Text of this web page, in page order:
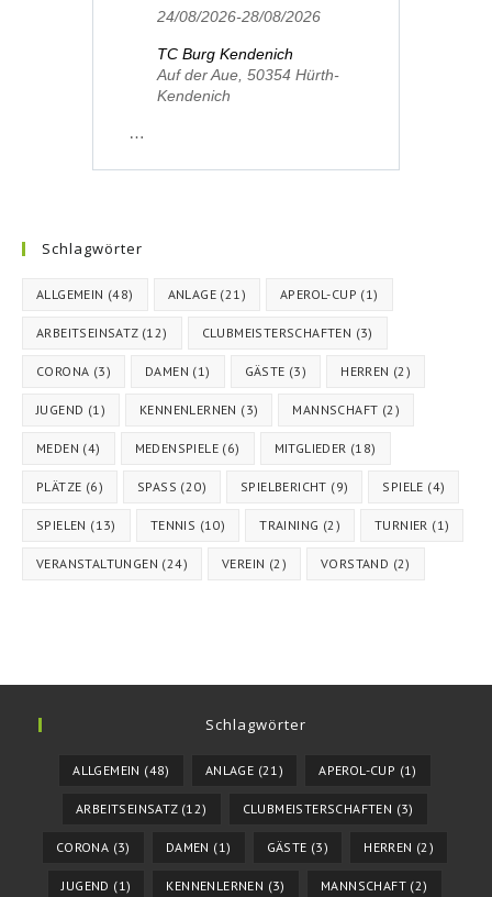
24/08/2026-28/08/2026
TC Burg Kendenich
Auf der Aue, 50354 Hürth-
Kendenich
…
Schlagwörter
ALLGEMEIN (48) ANLAGE (21) APEROL-CUP (1)
ARBEITSEINSATZ(12) CLUBMEISTERSCHAFTEN (3)
CORONA (3) DAMEN (1) GÄSTE (3) HERREN (2)
JUGEND (1) KENNENLERNEN (3) MANNSCHAFT (2)
MEDEN (4) MEDENSPIELE (6) MITGLIEDER (18)
PLÄTZE (6) SPASS (20) SPIELBERICHT (9) SPIELE (4)
SPIELEN (13) TENNIS (10) TRAINING (2) TURNIER (1)
VERANSTALTUNGEN (24) VEREIN (2) VORSTAND (2)
Schlagwörter
ALLGEMEIN (48) ANLAGE (21) APEROL-CUP (1)
ARBEITSEINSATZ(12) CLUBMEISTERSCHAFTEN (3)
CORONA (3) DAMEN (1) GÄSTE (3) HERREN (2)
JUGEND (1) KENNENLERNEN (3) MANNSCHAFT(2)